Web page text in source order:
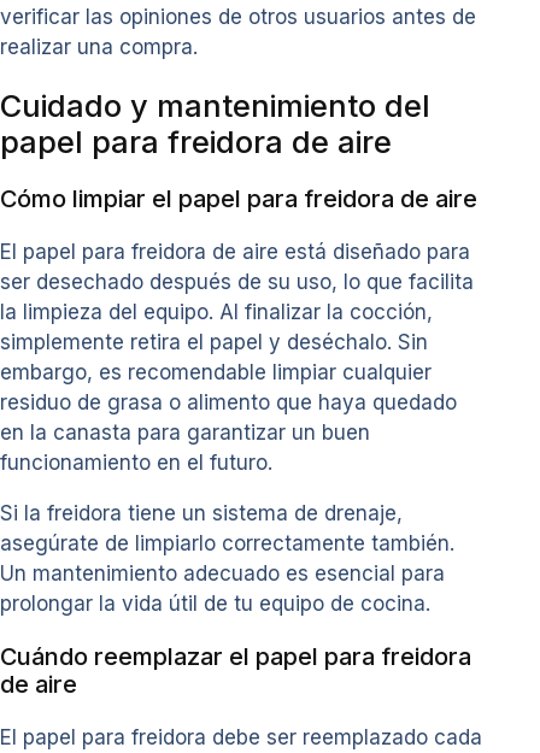
verificar las opiniones de otros usuarios antes de
realizar una compra.
Cuidado y mantenimiento del
papel para freidora de aire
Cómo limpiar el papel para freidora de aire
El papel para freidora de aire está diseñado para
ser desechado después de su uso, lo que facilita
la limpieza del equipo. Al finalizar la cocción,
simplemente retira el papel y deséchalo. Sin
embargo, es recomendable limpiar cualquier
residuo de grasa o alimento que haya quedado
en la canasta para garantizar un buen
funcionamiento en el futuro.
Si la freidora tiene un sistema de drenaje,
asegúrate de limpiarlo correctamente también.
Un mantenimiento adecuado es esencial para
prolongar la vida útil de tu equipo de cocina.
Cuándo reemplazar el papel para freidora
de aire
El papel para freidora debe ser reemplazado cada